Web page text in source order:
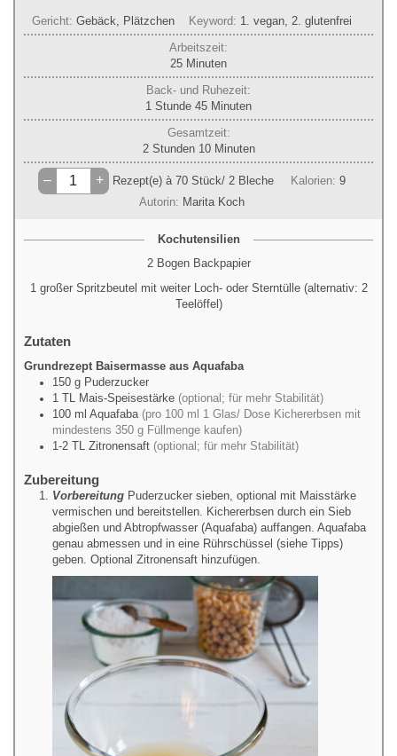
Gericht:Gebäck, Plätzchen Keyword: 1. vegan, 2. glutenfrei
Arbeitszeit:
25Minuten
Minuten
Back- und Ruhezeit:
1 Stunde
Stunde 45Minuten
Minuten
Gesamtzeit:
2Stunden
Stunden 10Minuten
Minuten
– + Rezept(e) à 70 Stück/ 2 Bleche Kalorien: 9
Autorin: Marita Koch
Kochutensilien
2 Bogen Backpapier
1 großer Spritzbeutel mit weiter Loch- oder Sterntülle (alternativ: 2
Teelöffel)
Zutaten
Grundrezept Baisermasse aus Aquafaba
150 g Puderzucker
1
TL Mais-Speisestärke (optional; für mehr Stabilität)
100 ml Aquafaba (pro 100 ml 1 Glas/ Dose Kichererbsen mit
mindestens 350 g Füllmenge kaufen)
1-2
TL Zitronensaft (optional; für mehr Stabilität)
Zubereitung
Vorbereitung Puderzucker sieben, optional mit Maisstärke
vermischen und bereitstellen. Kichererbsen durch ein Sieb
abgießen und Abtropfwasser (Aquafaba) auffangen. Aquafaba
genau abmessen und in eine Rührschüssel (siehe Tipps)
geben. Optional Zitronensaft hinzufügen.